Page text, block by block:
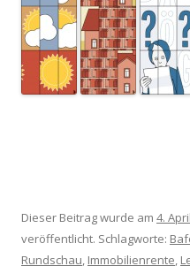
Dieser Beitrag wurde am 4.
veröffentlicht. Schlagworte:
Rundschau, Immobilienrente,